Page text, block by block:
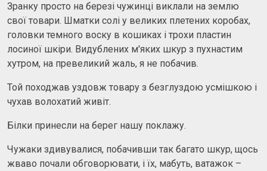
Зранку просто на березі чужинці виклали на землю
свої товари. Шматки солі у великих плетених коробах,
головки темного воску в кошиках і трохи пластин
лосиної шкіри. Видублених м'яких шкур з пухнастим
хутром, на превеликий жаль, я не побачив.
Той походжав уздовж товару з безглуздою усмішкою і
чухав волохатий живіт.
Білки принесли на берег нашу поклажу.
Чужаки здивувалися, побачивши так багато шкур, щось
жваво почали обговорювати, і їх, мабуть, ватажок –